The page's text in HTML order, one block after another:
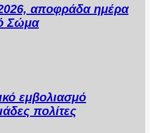
αποφράδα ημέρα
Σώμα
εμβολιασμό
πολίτες